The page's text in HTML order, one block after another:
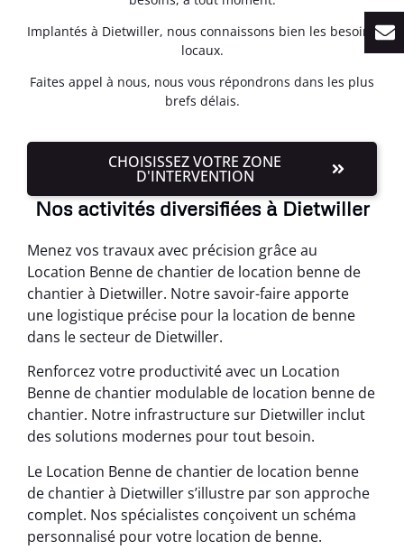
Implantés à Dietwiller, nous connaissons bien les besoins
locaux.
Faites appel à nous, nous vous répondrons dans les plus
brefs délais.
CHOISISSEZ VOTRE ZONE
D'INTERVENTION
Nos activités diversifiées à Dietwiller
Menez vos travaux avec précision grâce au
Location Benne de chantier de location benne de
chantier à Dietwiller. Notre savoir-faire apporte
une logistique précise pour la location de benne
dans le secteur de Dietwiller.
Renforcez votre productivité avec un Location
Benne de chantier modulable de location benne de
chantier. Notre infrastructure sur Dietwiller inclut
des solutions modernes pour tout besoin.
Le Location Benne de chantier de location benne
de chantier à Dietwiller s’illustre par son approche
complet. Nos spécialistes conçoivent un schéma
personnalisé pour votre location de benne.